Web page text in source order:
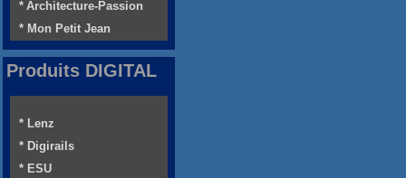
* Architecture-Passion
* Mon Petit Jean
Produits DIGITAL
* Lenz
* Digirails
* ESU